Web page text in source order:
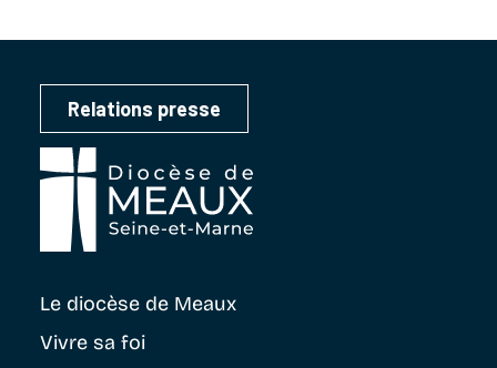
Relations presse
Le diocèse de Meaux
Vivre sa foi